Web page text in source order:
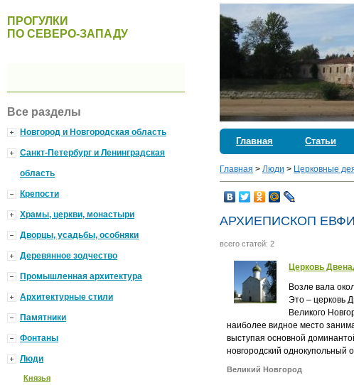
Главная Статьи
Главная >Люди > Церковные
АРХИЕПИСКОП
всего статей: 2
Церковь
Возле вала
Это – церковь
Великого
наиболее видное место
выступая основной
новгородский
Великий Новгород
ПРОГУЛКИ
ПО СЕВЕРО-ЗАПАДУ
Все разделы
Новгород и Новгородская область
Санкт-Петербург и Ленинградская
область
Крепости
Храмы, церкви, монастыри
Дворцы, усадьбы, особняки
Деревянное зодчество
Промышленная архитектура
Архитектурные стили
Памятники
Фонтаны
Люди
Князья